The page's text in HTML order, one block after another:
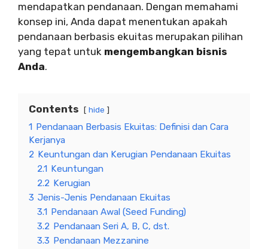
mendapatkan pendanaan. Dengan memahami
konsep ini, Anda dapat menentukan apakah
pendanaan berbasis ekuitas merupakan pilihan
yang tepat untuk mengembangkan bisnis
Anda.
Contents hide
1 Pendanaan Berbasis Ekuitas: Definisi dan Cara
Kerjanya
2 Keuntungan dan Kerugian Pendanaan Ekuitas
2.1 Keuntungan
2.2 Kerugian
3 Jenis-Jenis Pendanaan Ekuitas
3.1 Pendanaan Awal (Seed Funding)
3.2 Pendanaan Seri A, B, C, dst.
3.3 Pendanaan Mezzanine